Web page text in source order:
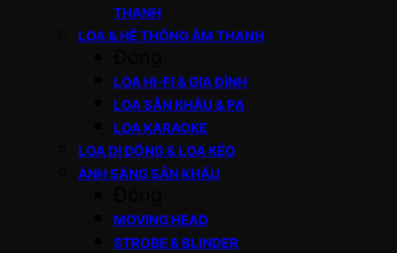
THANH
LOA & HỆ THỐNG ÂM THANH
LOA HI-FI & GIA ĐÌNH
LOA SÂN KHẤU & PA
LOA KARAOKE
LOA DI ĐỘNG & LOA KÉO
ÁNH SÁNG SÂN KHẤU
MOVING HEAD
STROBE & BLINDER